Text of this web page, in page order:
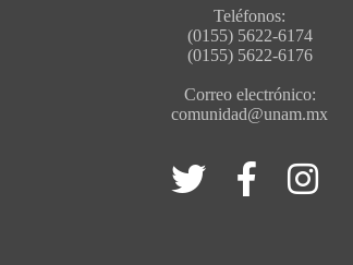
Teléfonos:
(0155) 5622-6174
(0155) 5622-6176
Correo electrónico:
comunidad@unam.mx